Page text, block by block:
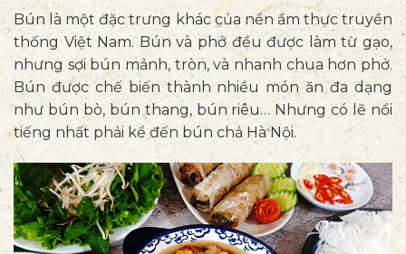
Bún là một đặc trưng khác của nền ẩm thực truyền
thống Việt Nam. Bún và phở đều được làm từ gạo,
nhưng sợi bún mảnh, tròn, và nhanh chua hơn phở.
Bún được chế biến thành nhiều món ăn đa dạng
như bún bò, bún thang, bún riêu… Nhưng có lẽ nổi
tiếng nhất phải kể đến bún chả Hà Nội.